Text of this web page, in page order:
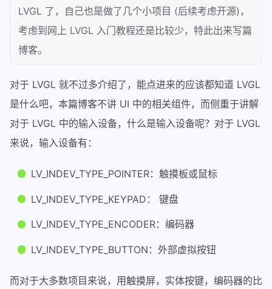
LVGL 了，自己也是做了几个小项目 (后续考虑开源)，
考虑到网上 LVGL 入门教程还是比较少，特此出来写篇
博客。
对于 LVGL 就不过多介绍了，能点进来的应该都知道 LVGL
是什么吧，本篇博客不讲 UI 中的相关组件，而侧重于讲解
对于 LVGL 中的输入设备，什么是输入设备呢？对于 LVGL
来说，输入设备有：
LV_INDEV_TYPE_POINTER：触摸板或鼠标
LV_INDEV_TYPE_KEYPAD： 键盘
LV_INDEV_TYPE_ENCODER：编码器
LV_INDEV_TYPE_BUTTON：外部虚拟按钮
而对于大多数项目来说，用触摸屏，实体按键，编码器的比